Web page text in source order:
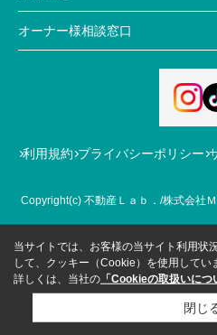
オーナー様相談窓口
利用規約 プライバシーポリシー
Copyright(c) 不動産Ｌａｂ．/株式会社
当サイトでは、お客様の当サイト利用状
して、クッキー（Cookie）を使用してい
詳しくは、当社の 「Cookieの取扱いにつ
閉じ